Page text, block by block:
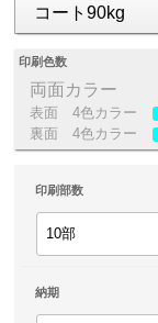
コート90kg
印刷色数
両面カラー
表面
4色カラー
裏面
4色カラー
印刷部数
納期